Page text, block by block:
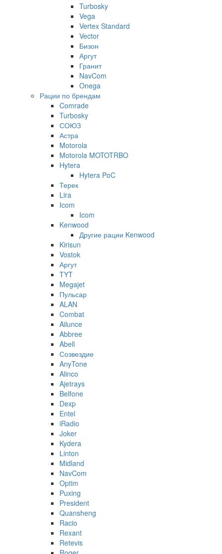
Turbosky
Vega
Vertex Standard
Vector
Бизон
Аргут
Гранит
NavCom
Onega
Рации по брендам
Comrade
Turbosky
СОЮЗ
Астра
Motorola
Motorola MOTOTRBO
Hytera
Hytera PoC
Терек
Lira
Icom
Icom
Kenwood
Другие рации Kenwood
Kirisun
Vostok
Аргут
TYT
Megajet
Пульсар
ALAN
Combat
Ailunce
Abbree
Abell
Созвездие
AnyTone
Alinco
Ajetrays
Belfone
Dexp
Entel
iRadio
Joker
Kydera
Linton
Midland
NavCom
Optim
Puxing
President
Quansheng
Racio
Rexant
Retevis